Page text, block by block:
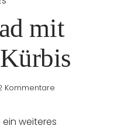
mit
Kommentare
weiteres